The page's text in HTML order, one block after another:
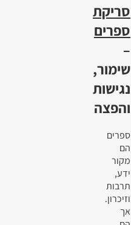
סריקת
ספרים
–
שימור,
נגישות
והפצה
ספרים
הם
מקור
ידע,
תרבות
וזיכרון.
אך